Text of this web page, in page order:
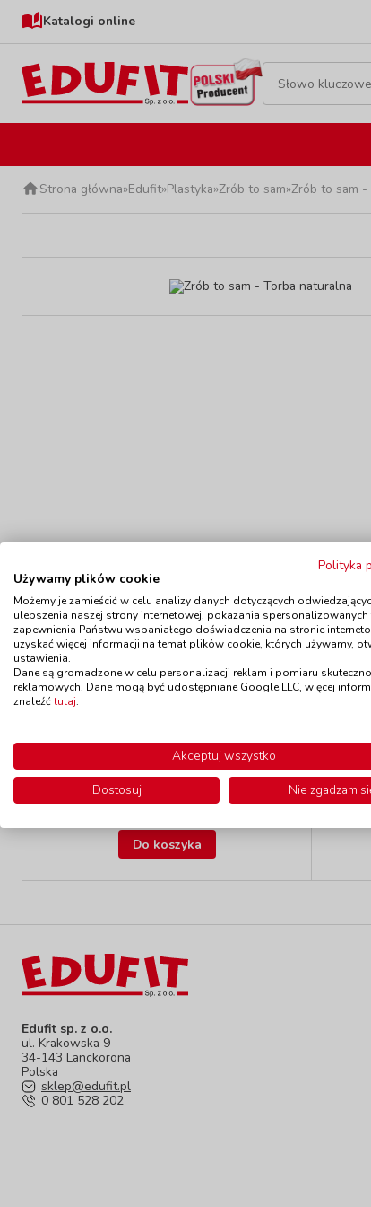
Katalogi online
Strona główna»Edufit»Plastyka»Zrób to sam»Zrób to sam -
Polecamy
Krosno tkackie
kod: GO58988
Dostępność
do 14 dni
Do koszyka
Edufit sp. z o.o.
ul. Krakowska 9
34-143 Lanckorona
Polska
sklep@edufit.pl
0 801 528 202
Polityka
Używamy plików cookie
Możemy je zamieścić w celu analizy danych dotyczących
ulepszenia naszej strony internetowej, pokazania spersonalizowanych
zapewnienia Państwu wspaniałego doświadczenia na stronie
uzyskać więcej informacji na temat plików cookie, których używamy,
ustawienia.
Dane są gromadzone w celu personalizacji reklam i pomiaru
reklamowych. Dane mogą być udostępniane Google LLC, więcej
znaleźćtutaj.
Akceptuj wszystko
Dostosuj
Nie zgadzam